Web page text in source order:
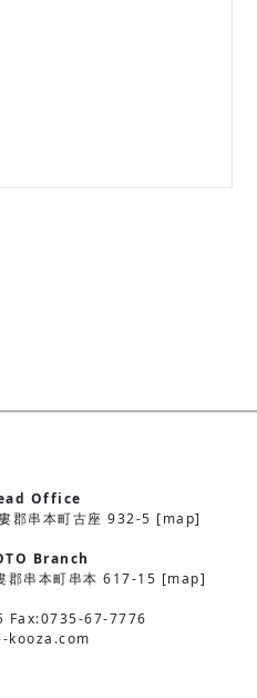
Office
郡串本町古座 932-5 [map]
Branch
郡串本町串本 617-15 [map]
Fax:0735-67-7776
kooza.com